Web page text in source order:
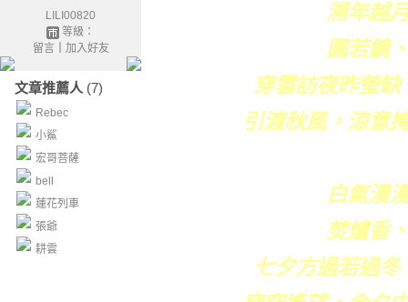
LILI00820
等級：
留言｜ 加入好友
文章推薦人 (7)
Rebec
小鯊
宏哥菩薩
bell
蓮花列車
張爺
耕雲
溯年越
圓若鏡
穿雲訪夜昨瑩缺
引渡秋風，涼意
白氣漫
焚爐香
七夕方過若過